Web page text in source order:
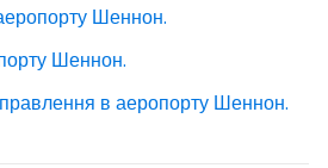
Шеннон.
Шеннон.
в аеропорту Шеннон.